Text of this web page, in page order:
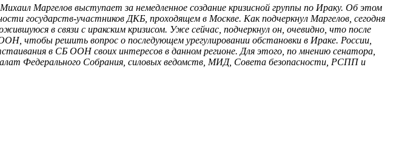
Маргелов выступает за немедленное создание кризисной группы по Ираку. Об этом
государств-участников ДКБ, проходящем в Москве. Как подчеркнул Маргелов, сегодня
в связи с иракским кризисом. Уже сейчас, подчеркнул он, очевидно, что после
чтобы решить вопрос о последующем урегулировании обстановки в Ираке. России,
в СБ ООН своих интересов в данном регионе. Для этого, по мнению сенатора,
Федерального Собрания, силовых ведомств, МИД, Совета безопасности, РСПП и